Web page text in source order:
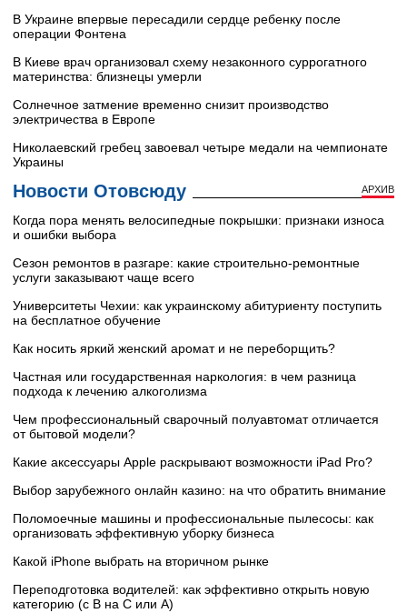
В Украине впервые пересадили сердце ребенку после
операции Фонтена
В Киеве врач организовал схему незаконного суррогатного
материнства: близнецы умерли
Солнечное затмение временно снизит производство
электричества в Европе
Николаевский гребец завоевал четыре медали на чемпионате
Украины
Новости Отовсюду АРХИВ
Когда пора менять велосипедные покрышки: признаки износа
и ошибки выбора
Сезон ремонтов в разгаре: какие строительно-ремонтные
услуги заказывают чаще всего
Университеты Чехии: как украинскому абитуриенту поступить
на бесплатное обучение
Как носить яркий женский аромат и не переборщить?
Частная или государственная наркология: в чем разница
подхода к лечению алкоголизма
Чем профессиональный сварочный полуавтомат отличается
от бытовой модели?
Какие аксессуары Apple раскрывают возможности iPad Pro?
Выбор зарубежного онлайн казино: на что обратить внимание
Поломоечные машины и профессиональные пылесосы: как
организовать эффективную уборку бизнеса
Какой iPhone выбрать на вторичном рынке
Переподготовка водителей: как эффективно открыть новую
категорию (с B на C или А)